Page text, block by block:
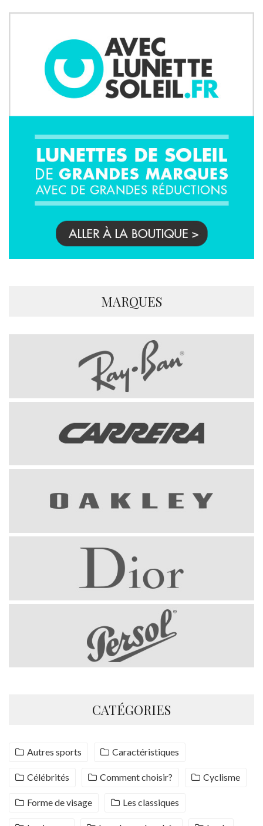
MARQUES
CATÉGORIES
Autres sports Caractéristiques
Célébrités Comment choisir? Cyclisme
Forme de visage Les classiques